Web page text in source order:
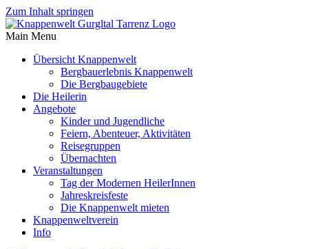
Zum Inhalt springen
Main Menu
Übersicht Knappenwelt
Bergbauerlebnis Knappenwelt
Die Bergbaugebiete
Die Heilerin
Angebote
Kinder und Jugendliche
Feiern, Abenteuer, Aktivitäten
Reisegruppen
Übernachten
Veranstaltungen
Tag der Modernen HeilerInnen
Jahreskreisfeste
Die Knappenwelt mieten
Knappenweltverein
Info